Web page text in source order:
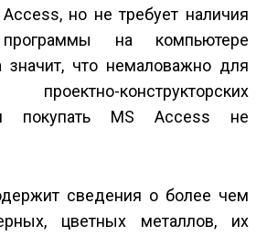
но не требует наличия
на компьютере
значит, что немаловажно для
конструкторских
и покупать MS Access не
сведения о более чем
цветных металлов, их